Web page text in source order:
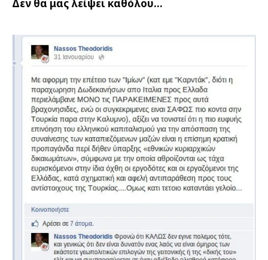
Δεν θα μας λείψει καθόλου…